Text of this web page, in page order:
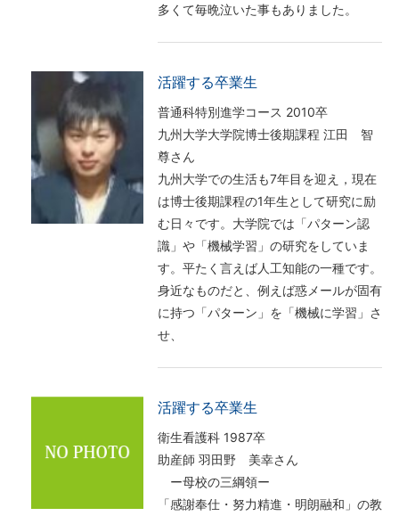
多くて毎晩泣いた事もありました。
活躍する卒業生
普通科特別進学コース 2010卒
九州大学大学院博士後期課程 江田 智
尊さん
九州大学での生活も7年目を迎え，現在
は博士後期課程の1年生として研究に励
む日々です。大学院では「パターン認
識」や「機械学習」の研究をしていま
す。平たく言えば人工知能の一種です。
身近なものだと、例えば惑メールが固有
に持つ「パターン」を「機械に学習」さ
せ、
活躍する卒業生
衛生看護科 1987卒
助産師 羽田野 美幸さん
ー母校の三綱領ー
「感謝奉仕・努力精進・明朗融和」の教